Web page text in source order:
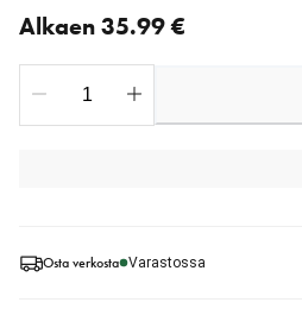
Osta verkosta Varastossa
Alkaen 35.99 €